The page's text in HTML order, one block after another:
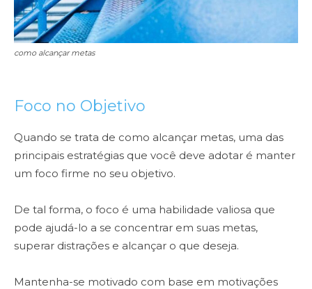
como alcançar metas
Foco no Objetivo
Quando se trata de como alcançar metas, uma das
principais estratégias que você deve adotar é manter
um foco firme no seu objetivo.
De tal forma, o foco é uma habilidade valiosa que
pode ajudá-lo a se concentrar em suas metas,
superar distrações e alcançar o que deseja.
Mantenha-se motivado com base em motivações